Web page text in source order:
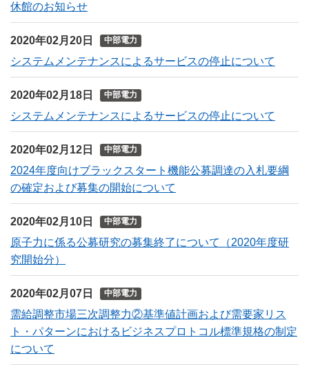
休館のお知らせ
2020年02月20日 中部電力
システムメンテナンスによるサービスの停止について
2020年02月18日 中部電力
システムメンテナンスによるサービスの停止について
2020年02月12日 中部電力
2024年度向けブラックスタート機能公募調達の入札要綱
の確定および募集の開始について
2020年02月10日 中部電力
原子力に係る公募研究の募集終了について（2020年度研
究開始分）
2020年02月07日 中部電力
需給調整市場三次調整力②基準値計画および需要家リス
ト・パターンにおけるビジネスプロトコル標準規格の制定
について